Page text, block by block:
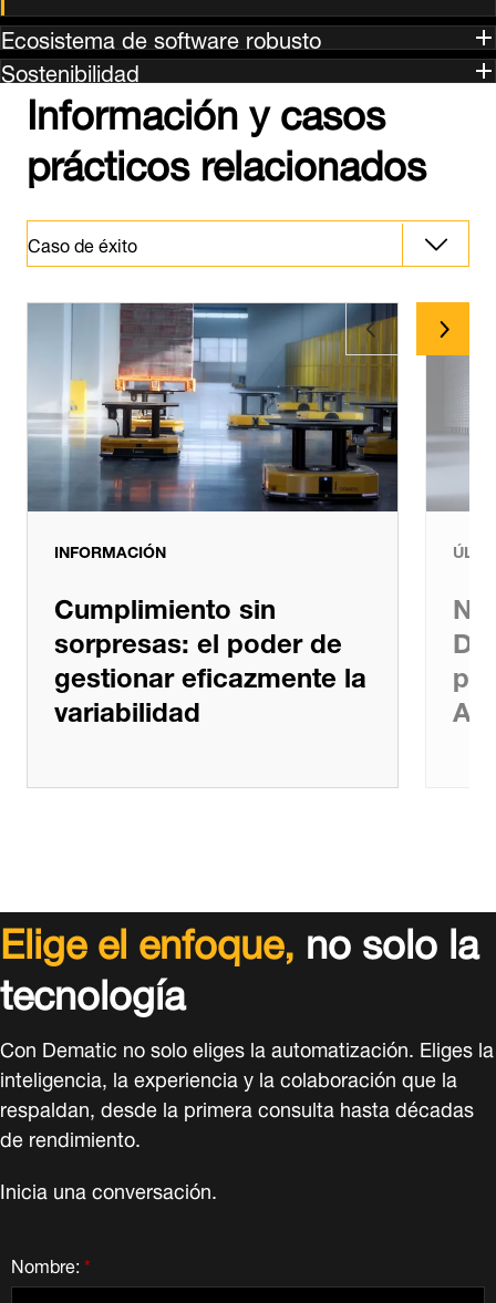
Ecosistema de software robusto
Sostenibilidad
Información y casos
prácticos relacionados
Caso de éxito
Información
Últimas novedades
INFORMACIÓN
Cumplimiento sin
sorpresas: el poder de
gestionar eficazmente la
variabilidad
Elige el enfoque,no solo la
tecnología
Con Dematic no solo eliges la automatización. Eliges la
inteligencia, la experiencia y la colaboración que la
respaldan, desde la primera consulta hasta décadas
de rendimiento.
Inicia una conversación.
*
Nombre: